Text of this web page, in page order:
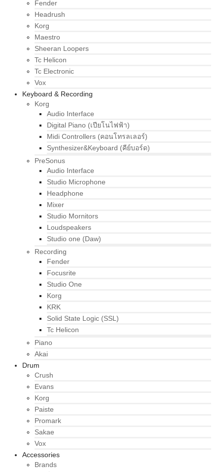
Fender
Headrush
Korg
Maestro
Sheeran Loopers
Tc Helicon
Tc Electronic
Vox
Keyboard & Recording
Korg
Audio Interface
Digital Piano (เปียโนไฟฟ้า)
Midi Controllers (คอนโทรลเลอร์)
Synthesizer&Keyboard (คีย์บอร์ด)
PreSonus
Audio Interface
Studio Microphone
Headphone
Mixer
Studio Mornitors
Loudspeakers
Studio one (Daw)
Recording
Fender
Focusrite
Studio One
Korg
KRK
Solid State Logic (SSL)
Tc Helicon
Piano
Akai
Drum
Crush
Evans
Korg
Paiste
Promark
Sakae
Vox
Accessories
Brands